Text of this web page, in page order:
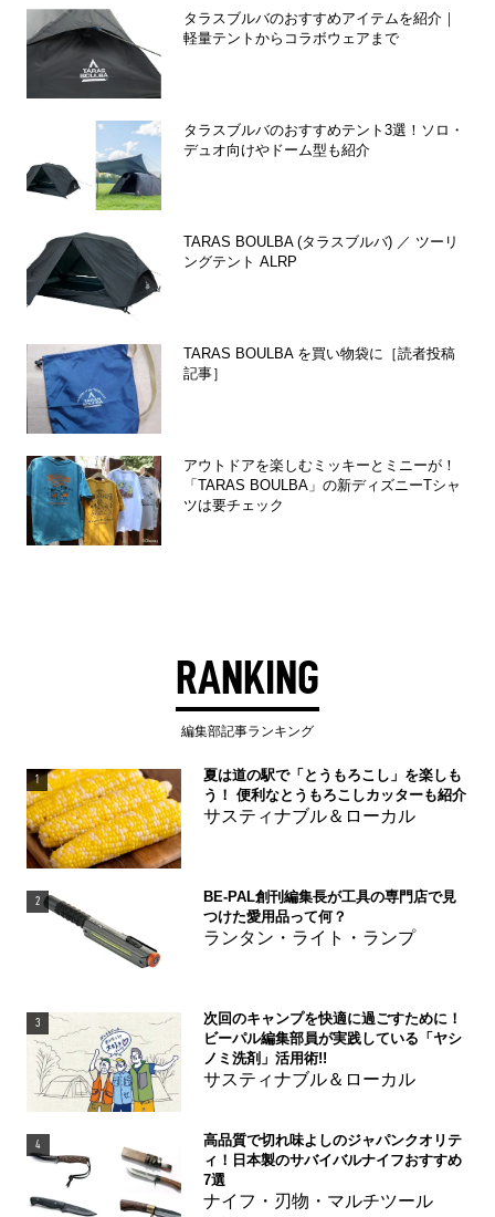
タラスブルバのおすすめアイテムを紹介｜
軽量テントからコラボウェアまで
タラスブルバのおすすめテント3選！ソロ・
デュオ向けやドーム型も紹介
TARAS BOULBA (タラスブルバ) ／ ツーリ
ングテント ALRP
TARAS BOULBA を買い物袋に［読者投稿
記事］
アウトドアを楽しむミッキーとミニーが！
「TARAS BOULBA」の新ディズニーTシャ
ツは要チェック
RANKING
編集部記事ランキング
1
夏は道の駅で「とうもろこし」を楽しも
う！ 便利なとうもろこしカッターも紹介
サスティナブル＆ローカル
2
BE-PAL創刊編集長が工具の専門店で見
つけた愛用品って何？
ランタン・ライト・ランプ
3
次回のキャンプを快適に過ごすために！
ビーパル編集部員が実践している「ヤシ
ノミ洗剤」活用術!!
サスティナブル＆ローカル
4
高品質で切れ味よしのジャパンクオリテ
ィ！日本製のサバイバルナイフおすすめ
7選
ナイフ・刃物・マルチツール